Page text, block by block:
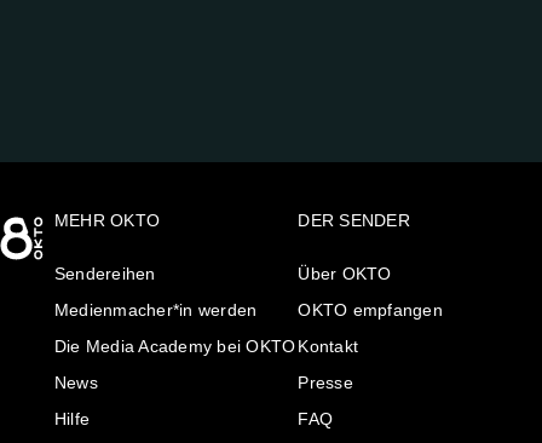
MEHR OKTO
Sendereihen
Medienmacher*in werden
Die Media Academy bei OKTO
News
Hilfe
DER SENDER
Über OKTO
OKTO empfangen
Kontakt
Presse
FAQ